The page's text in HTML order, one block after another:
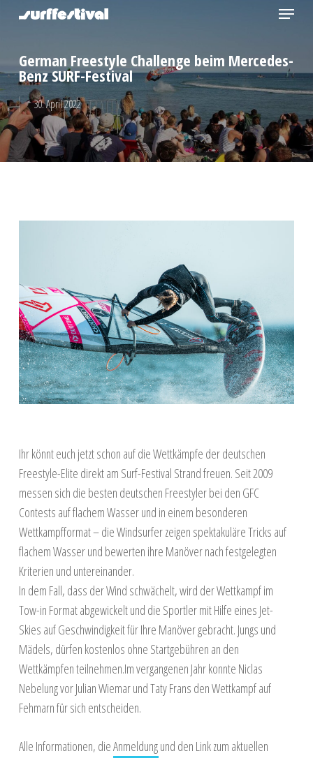
content
Menu
German Freestyle Challenge beim Mercedes-
Benz SURF-Festival
30. April 2022
Ihr könnt euch jetzt schon auf die Wettkämpfe der deutschen
Freestyle-Elite direkt am Surf-Festival Strand freuen. Seit 2009
messen sich die besten deutschen Freestyler bei den GFC
Contests auf flachem Wasser und in einem besonderen
Wettkampfformat – die Windsurfer zeigen spektakuläre Tricks auf
flachem Wasser und bewerten ihre Manöver nach festgelegten
Kriterien und untereinander.
In dem Fall, dass der Wind schwächelt, wird der Wettkampf im
Tow-in Format abgewickelt und die Sportler mit Hilfe eines Jet-
Skies auf Geschwindigkeit für Ihre Manöver gebracht. Jungs und
Mädels, dürfen kostenlos ohne Startgebühren an den
Wettkämpfen teilnehmen.Im vergangenen Jahr konnte Niclas
Nebelung vor Julian Wiemar und Taty Frans den Wettkampf auf
Fehmarn für sich entscheiden.
Alle Informationen, die Anmeldung und den Link zum aktuellen
Menu